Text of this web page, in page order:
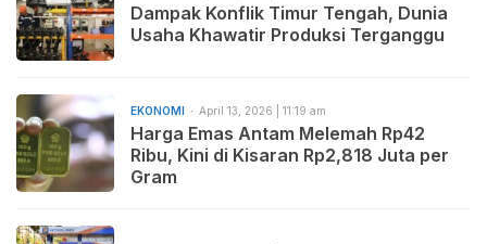
Dampak Konflik Timur Tengah, Dunia
Usaha Khawatir Produksi Terganggu
EKONOMI April 13, 2026 | 11:19 am
Harga Emas Antam Melemah Rp42
Ribu, Kini di Kisaran Rp2,818 Juta per
Gram